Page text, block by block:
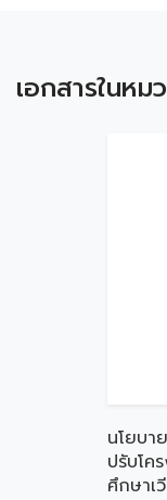
เอกสารในห
นโยบา
ปรับโค
ศึกษาเ